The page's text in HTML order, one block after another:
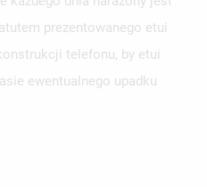
prezentowanego etui
telefonu, by etui
ewentualnego upadku